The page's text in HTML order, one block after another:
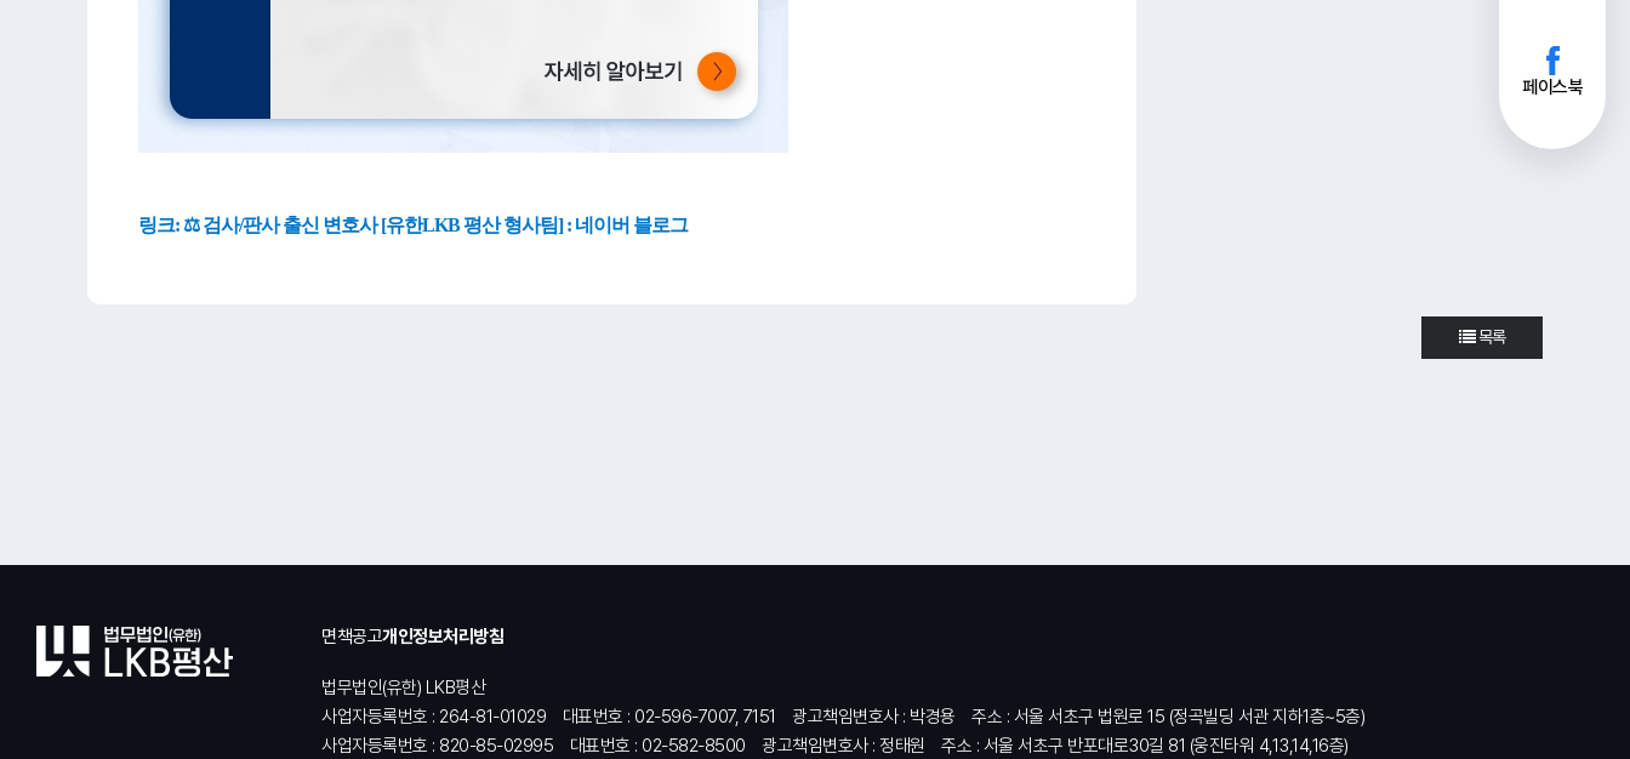
페이스북
링크: ⚖️ 검사/판사 출신 변호사 [유한LKB 평산 형사팀] : 네이버 블로그
목록
면책공고개인정보처리방침
법무법인(유한) LKB평산
사업자등록번호 : 264-81-01029
대표번호 : 02-596-7007, 7151 광고책임변호사 : 박경용
주소 : 서울 서초구 법원로 15 (정곡빌딩 서관 지하1층~5층)
사업자등록번호 : 820-85-02995
대표번호 : 02-582-8500 광고책임변호사 : 정태원 주소 : 서울 서초구 반포대로30길 81 (웅진타워 4,13,14,16층)